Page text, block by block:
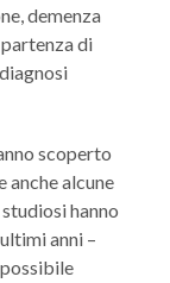
demenza
di
scoperto
anche alcune
hanno
anni –